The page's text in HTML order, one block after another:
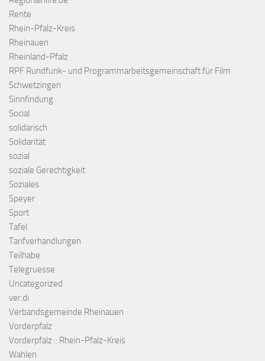
Rente
Rhein-Pfalz-Kreis
Rheinauen
Rheinland-Pfalz
RPF Rundfunk- und Programmarbeitsgemeinschaft für Film
Schwetzingen
Sinnfindung
Social
solidarisch
Solidarität
sozial
soziale Gerechtigkeit
Soziales
Speyer
Sport
Tafel
Tarifverhandlungen
Teilhabe
Telegruesse
Uncategorized
ver.di
Verbandsgemeinde Rheinauen
Vorderpfalz
Vorderpfalz :: Rhein-Pfalz-Kreis
Wahlen